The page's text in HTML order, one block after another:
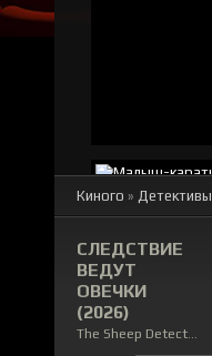
Киного » Детективы
СЛЕДСТВИЕ
ВЕДУТ
ОВЕЧКИ
(2026)
The Sheep Detectives